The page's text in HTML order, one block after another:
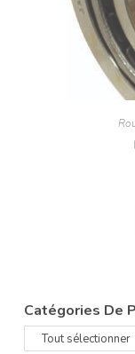
Catégories De